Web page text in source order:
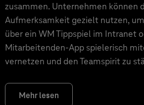
zusammen. Unternehmen können
Aufmerksamkeit gezielt nutzen,
über ein WM Tippspiel im Intranet
Mitarbeitenden-App spielerisch
vernetzen und den Teamspirit zu
Mehr lesen